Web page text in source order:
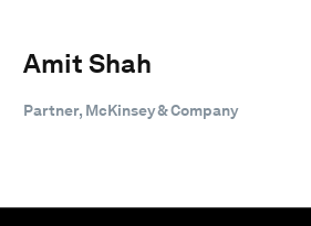
Amit Shah
Partner, McKinsey & Company